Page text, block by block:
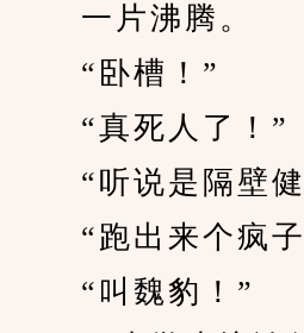
一片沸腾。
“卧槽！”
“真死人了！”
“听说是隔壁健
“跑出来个疯子
“叫魏豹！”